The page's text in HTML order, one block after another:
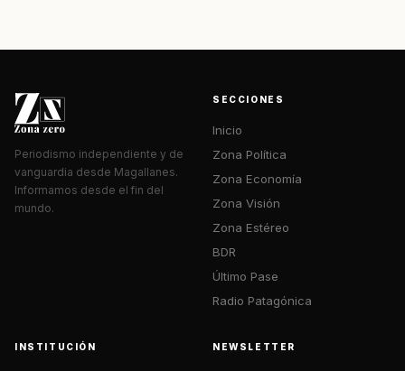
Periodismo independiente y de
vanguardia desde Magallanes.
Informamos desde el fin del
mundo.
SECCIONES
Inicio
Zona Política
Zona Economía
Zona Visión
Zona Estéreo
BDR
Último Pase
Radio Patagónica
INSTITUCIÓN NEWSLETTER